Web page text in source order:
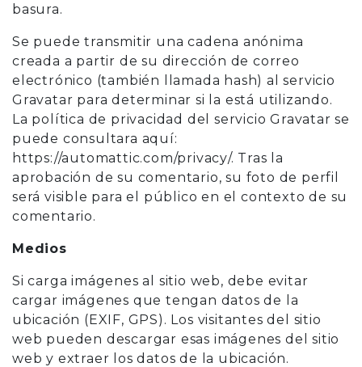
basura.
Se puede transmitir una cadena anónima
creada a partir de su dirección de correo
electrónico (también llamada hash) al servicio
Gravatar para determinar si la está utilizando.
La política de privacidad del servicio Gravatar se
puede consultara aquí:
https://automattic.com/privacy/. Tras la
aprobación de su comentario, su foto de perfil
será visible para el público en el contexto de su
comentario.
Medios
Si carga imágenes al sitio web, debe evitar
cargar imágenes que tengan datos de la
ubicación (EXIF, GPS). Los visitantes del sitio
web pueden descargar esas imágenes del sitio
web y extraer los datos de la ubicación.